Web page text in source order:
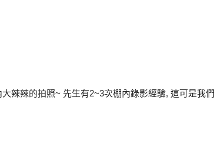
辣辣的拍照~ 先生有2~3次棚內錄影經驗, 這可是我們